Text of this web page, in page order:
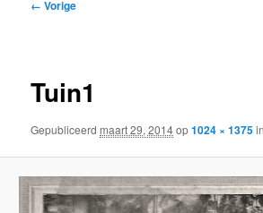
← Vorige
Tuin1
Gepubliceerdmaart 29, 2014op1024 × 1375